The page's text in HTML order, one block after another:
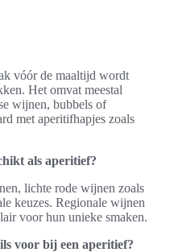
vóór de maaltijd wordt
Het omvat meestal
wijnen, bubbels of
met aperitifhapjes zoals
als aperitief?
lichte rode wijnen zoals
keuzes. Regionale wijnen
voor hun unieke smaken.
voor bij een aperitief?